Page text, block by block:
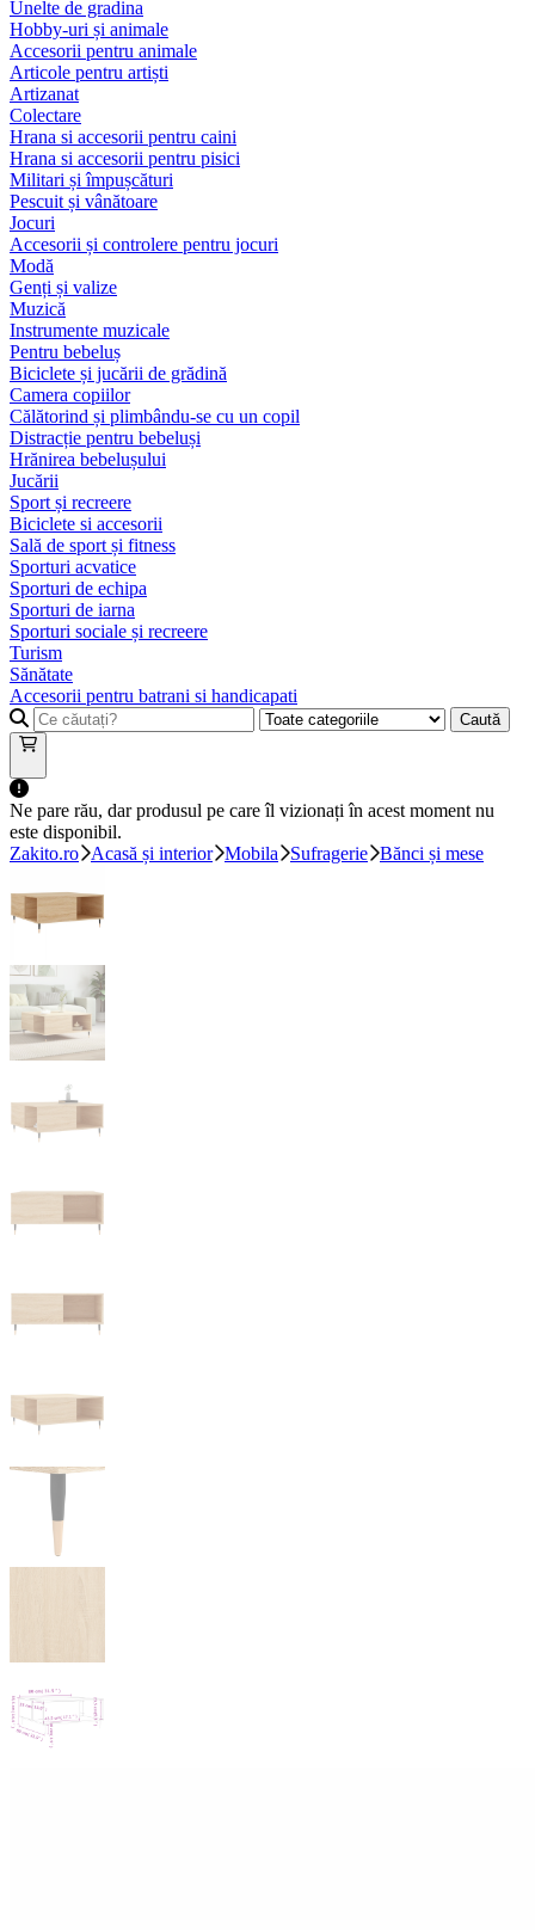
Unelte de gradina
Hobby-uri și animale
Accesorii pentru animale
Articole pentru artiști
Artizanat
Colectare
Hrana si accesorii pentru caini
Hrana si accesorii pentru pisici
Militari și împușcături
Pescuit și vânătoare
Jocuri
Accesorii și controlere pentru jocuri
Modă
Genți și valize
Muzică
Instrumente muzicale
Pentru bebeluș
Biciclete și jucării de grădină
Camera copiilor
Călătorind și plimbându-se cu un copil
Distracție pentru bebeluși
Hrănirea bebelușului
Jucării
Sport și recreere
Biciclete si accesorii
Sală de sport și fitness
Sporturi acvatice
Sporturi de echipa
Sporturi de iarna
Sporturi sociale și recreere
Turism
Sănătate
Accesorii pentru batrani si handicapati
Caută
Ne pare rău, dar produsul pe care îl vizionați în acest moment nu
este disponibil.
Zakito.ro
Acasă și interior Mobila Sufragerie Bănci și mese